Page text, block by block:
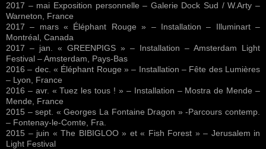
2017 – mai Exposition personnelle – Galerie Dock Sud / W.Arty –
Warneton, France
2017 – mars « Éléphant Rouge » – Installation – Illuminart –
Montréal, Canada
2017 – jan. « GREENPIGS » – Installation – Amsterdam Light
Festival – Amsterdam, Pays-Bas
2016 – dec. « Éléphant Rouge » – Installation – Fête des Lumières
– Lyon, France
2016 – avr. « Tuez les tous ! » – Installation – Mostra de Mende –
Mende, France
2015 – sept. « Georges La Fontaine Dragon » -Parcours contemp.
– Fontenay-le-Comte, Fra.
2015 – juin « The BIBIGLOO » et « Fish Forest » – Jerusalem in
Light Festival